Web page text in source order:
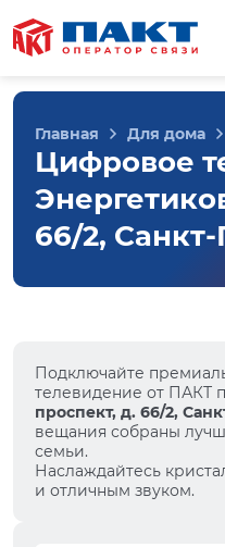
Главная Для дома
Цифровое
66/2,
Подключайте
телевидение от ПАКТ
проспект, д. 66/2,
вещания собраны
семьи.
Наслаждайтесь
и отличным звуком.